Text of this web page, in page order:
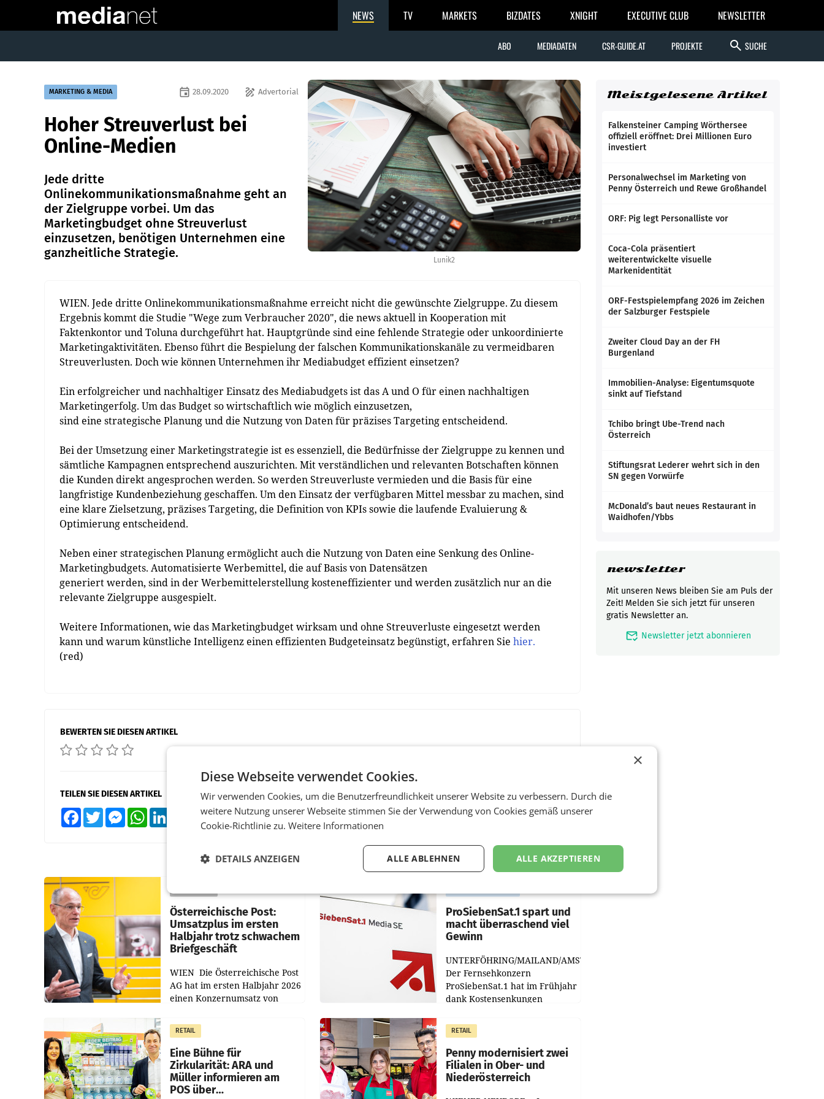
NEWS TV MARKETS BIZDATES XNIGHT EXECUTIVE CLUB NEWSLETTER
ABO MEDIADATEN CSR-GUIDE.AT PROJEKTE search SUCHE
Lunik2
MARKETING & MEDIA draw Advertorial
event 28.09.2020
Hoher Streuverlust bei
Online-Medien
Jede dritte
Onlinekommunikationsmaßnahme geht an
der Zielgruppe vorbei. Um das
Marketingbudget ohne Streuverlust
einzusetzen, benötigen Unternehmen eine
ganzheitliche Strategie.
WIEN. Jede dritte Onlinekommunikationsmaßnahme erreicht nicht die gewünschte Zielgruppe. Zu diesem
Ergebnis kommt die Studie "Wege zum Verbraucher 2020", die news aktuell in Kooperation mit
Faktenkontor und Toluna durchgeführt hat. Hauptgründe sind eine fehlende Strategie oder unkoordinierte
Marketingaktivitäten. Ebenso führt die Bespielung der falschen Kommunikationskanäle zu vermeidbaren
Streuverlusten. Doch wie können Unternehmen ihr Mediabudget effizient einsetzen?
Ein erfolgreicher und nachhaltiger Einsatz des Mediabudgets ist das A und O für einen nachhaltigen
Marketingerfolg. Um das Budget so wirtschaftlich wie möglich einzusetzen,
sind eine strategische Planung und die Nutzung von Daten für präzises Targeting entscheidend.
Bei der Umsetzung einer Marketingstrategie ist es essenziell, die Bedürfnisse der Zielgruppe zu kennen und
sämtliche Kampagnen entsprechend auszurichten. Mit verständlichen und relevanten Botschaften können
die Kunden direkt angesprochen werden. So werden Streuverluste vermieden und die Basis für eine
langfristige Kundenbeziehung geschaffen. Um den Einsatz der verfügbaren Mittel messbar zu machen, sind
eine klare Zielsetzung, präzises Targeting, die Definition von KPIs sowie die laufende Evaluierung &
Optimierung entscheidend.
Neben einer strategischen Planung ermöglicht auch die Nutzung von Daten eine Senkung des Online-
Marketingbudgets. Automatisierte Werbemittel, die auf Basis von Datensätzen
generiert werden, sind in der Werbemittelerstellung kosteneffizienter und werden zusätzlich nur an die
relevante Zielgruppe ausgespielt.
Weitere Informationen, wie das Marketingbudget wirksam und ohne Streuverluste eingesetzt werden
kann und warum künstliche Intelligenz einen effizienten Budgeteinsatz begünstigt, erfahren Sie hier.
(red)
BEWERTEN SIE DIESEN ARTIKEL
TEILEN SIE DIESEN ARTIKEL
FacebookTwitter MessengerWhatsApp XING Teilen
Österreichische Post:
Umsatzplus im ersten
Halbjahr trotz schwachem
Briefgeschäft
WIEN Die Österreichische Post
AG hat im ersten Halbjahr 2026
einen Konzernumsatz von
erwirtschaftet, was einem Plus
von 3,8 Prozent gegenüber
dem Vergleichszeitraum
ProSiebenSat.1 spart und
macht überraschend viel
Gewinn
UNTERFÖHRING/MAILAND/AMSTERDAM.
Der Fernsehkonzern
ProSiebenSat.1 hat im Frühjahr
dank Kostensenkungen
gemacht und die
Markterwartung deutlich
übertroffen.
RETAIL
Eine Bühne für
Zirkularität: ARA und
Müller informieren am
POS über
RETAIL
Penny modernisiert zwei
Filialen in Ober- und
Niederösterreich
Meistgelesene Artikel
Falkensteiner Camping Wörthersee
offiziell eröffnet: Drei Millionen Euro
investiert
Personalwechsel im Marketing von
Penny Österreich und Rewe Großhandel
ORF: Pig legt Personalliste vor
Coca-Cola präsentiert
weiterentwickelte visuelle
Markenidentität
ORF-Festspielempfang 2026 im Zeichen
der Salzburger Festspiele
Zweiter Cloud Day an der FH
Burgenland
Immobilien-Analyse: Eigentumsquote
sinkt auf Tiefstand
Tchibo bringt Ube-Trend nach
Österreich
Stiftungsrat Lederer wehrt sich in den
SN gegen Vorwürfe
McDonald’s baut neues Restaurant in
Waidhofen/Ybbs
newsletter
Mit unseren News bleiben Sie am Puls der
Zeit! Melden Sie sich jetzt für unseren
gratis Newsletter an.
mark_email_read Newsletter jetzt abonnieren
×
Diese Webseite verwendet Cookies.
Wir verwenden Cookies, um die Benutzerfreundlichkeit unserer Website zu verbessern. Durch die
weitere Nutzung unserer Webseite stimmen Sie der Verwendung von Cookies gemäß unserer
Cookie-Richtlinie zu. Weitere Informationen
ALLE AKZEPTIEREN
ALLE ABLEHNEN
DETAILS ANZEIGEN